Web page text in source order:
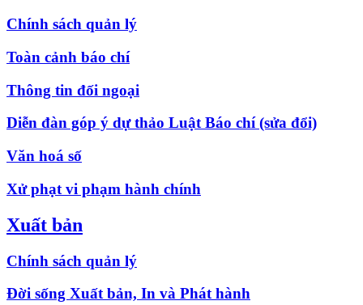
Chính sách quản lý
Toàn cảnh báo chí
Thông tin đối ngoại
Diễn đàn góp ý dự thảo Luật Báo chí (sửa đổi)
Văn hoá số
Xử phạt vi phạm hành chính
Xuất bản
Chính sách quản lý
Đời sống Xuất bản, In và Phát hành